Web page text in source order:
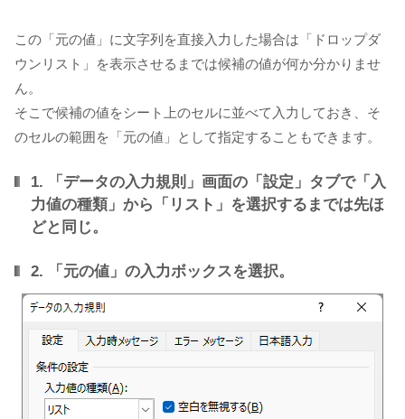
この「元の値」に文字列を直接入力した場合は「ドロップダ
ウンリスト」を表示させるまでは候補の値が何か分かりませ
ん。
そこで候補の値をシート上のセルに並べて入力しておき、そ
のセルの範囲を「元の値」として指定することもできます。
1. 「データの入力規則」画面の「設定」タブで「入
力値の種類」から「リスト」を選択するまでは先ほ
どと同じ。
2. 「元の値」の入力ボックスを選択。